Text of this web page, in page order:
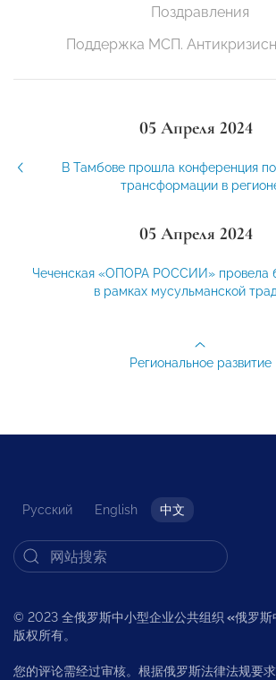
Поздравления
Поддержка МСП.
05 Апреля 2024
В Тамбове прошла конференция
трансформации в
05 Апреля 2024
Чеченская «ОПОРА РОССИИ» провела
в рамках мусульманской
Региональное развитие
Русский English 中文
© 2023 全俄罗斯中小型企业公共组织 «俄罗斯
版权所有。
您的评论需经过审核。根据俄罗斯法律法规要